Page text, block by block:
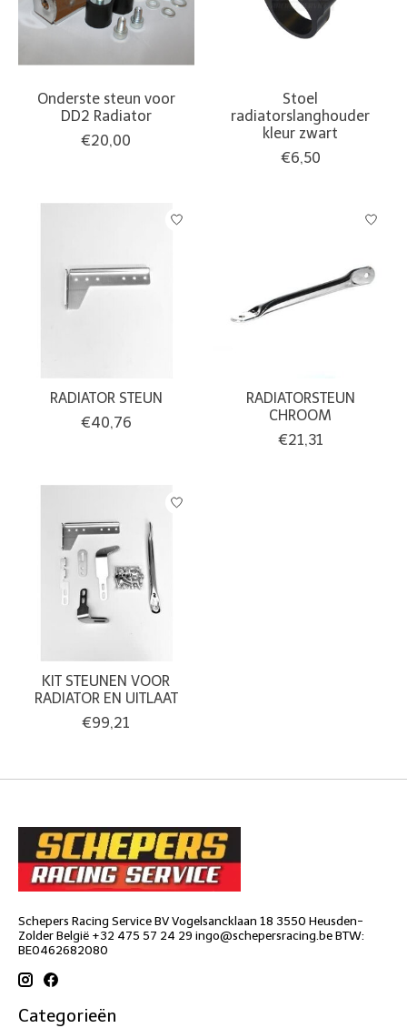
Onderste steun voor
DD2 Radiator
€20,00
Stoel
radiatorslanghouder
kleur zwart
€6,50
RADIATOR STEUN
€40,76
RADIATORSTEUN
CHROOM
€21,31
KIT STEUNEN VOOR
RADIATOR EN UITLAAT
€99,21
Schepers Racing Service BV Vogelsancklaan 18 3550 Heusden-
Zolder België +32 475 57 24 29 ingo@schepersracing.beBTW:
BE0462682080
Categorieën